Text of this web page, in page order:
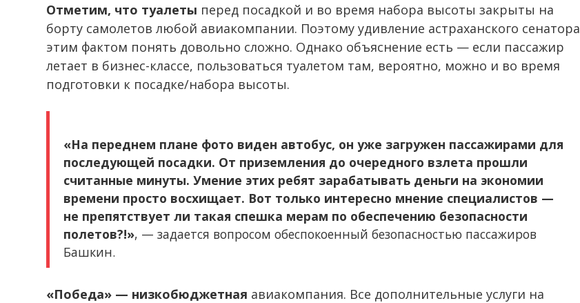
Отметим, что туалеты перед посадкой и во время набора высоты закрыты на
борту самолетов любой авиакомпании. Поэтому удивление астраханского сенатора
этим фактом понять довольно сложно. Однако объяснение есть — если пассажир
летает в бизнес-классе, пользоваться туалетом там, вероятно, можно и во время
подготовки к посадке/набора высоты.
«На переднем плане фото виден автобус, он уже загружен пассажирами для
последующей посадки. От приземления до очередного взлета прошли
считанные минуты. Умение этих ребят зарабатывать деньги на экономии
времени просто восхищает. Вот только интересно мнение специалистов —
не препятствует ли такая спешка мерам по обеспечению безопасности
полетов?!», — задается вопросом обеспокоенный безопасностью пассажиров
Башкин.
«Победа» — низкобюджетная авиакомпания. Все дополнительные услуги на